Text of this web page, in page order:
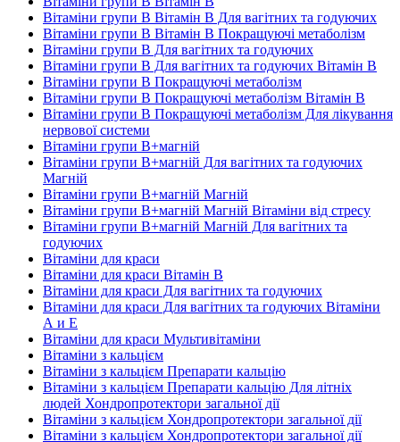
Вітаміни групи В Вітамін B Для вагітних та годуючих
Вітаміни групи В Вітамін B Покращуючі метаболізм
Вітаміни групи В Для вагітних та годуючих
Вітаміни групи В Для вагітних та годуючих Вітамін B
Вітаміни групи В Покращуючі метаболізм
Вітаміни групи В Покращуючі метаболізм Вітамін B
Вітаміни групи В Покращуючі метаболізм Для лікування
нервової системи
Вітаміни групи В+магній
Вітаміни групи В+магній Для вагітних та годуючих
Магній
Вітаміни групи В+магній Магній
Вітаміни групи В+магній Магній Вітаміни від стресу
Вітаміни групи В+магній Магній Для вагітних та
годуючих
Вітаміни для краси
Вітаміни для краси Вітамін B
Вітаміни для краси Для вагітних та годуючих
Вітаміни для краси Для вагітних та годуючих Вітаміни
А и E
Вітаміни для краси Мультивітаміни
Вітаміни з кальцієм
Вітаміни з кальцієм Препарати кальцію
Вітаміни з кальцієм Препарати кальцію Для літніх
людей Хондропротектори загальної дії
Вітаміни з кальцієм Хондропротектори загальної дії
Вітаміни з кальцієм Хондропротектори загальної дії